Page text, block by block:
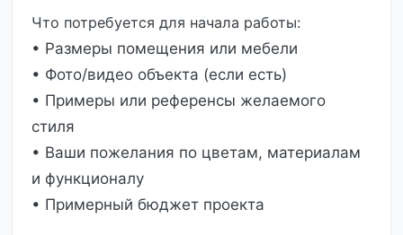
Что потребуется для начала работы:
• Размеры помещения или мебели
• Фото/видео объекта (если есть)
• Примеры или референсы желаемого
стиля
• Ваши пожелания по цветам, материалам
и функционалу
• Примерный бюджет проекта